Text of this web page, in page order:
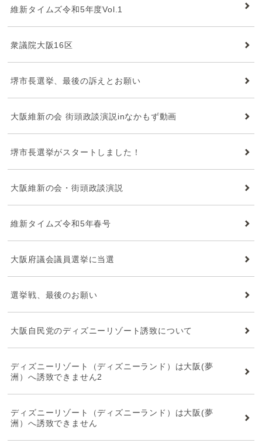
維新タイムズ令和5年度Vol.1
衆議院大阪16区
堺市長選挙、最後の訴えとお願い
大阪維新の会 街頭政談演説inなかもず動画
堺市長選挙がスタートしました！
大阪維新の会・街頭政談演説
維新タイムズ令和5年春号
大阪府議会議員選挙に当選
選挙戦、最後のお願い
大阪自民党のディズニーリゾート誘致について
ディズニーリゾート（ディズニーランド）は大阪(夢
洲）へ誘致できません2
ディズニーリゾート（ディズニーランド）は大阪(夢
洲）へ誘致できません